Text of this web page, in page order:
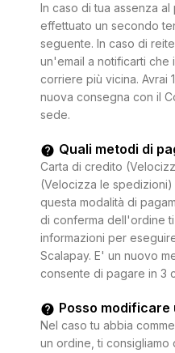
In caso di tua assenza
effettuato un secondo
seguente. In caso di
un'email a notificarti che
corriere più vicina. Avrai
nuova consegna con il
sede.
Quali metodi di
Carta di credito
(Velocizza le
questa modalità di
di conferma dell'ordine
informazioni per
Scalapay. E' un nuovo
consente di pagare in 3
Posso modificare
Nel caso tu abbia
un ordine, ti consigliamo